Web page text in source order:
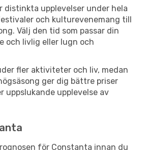
distinkta upplevelser under hela
och kulturevenemang till
Välj den tid som passar din
och livlig eller lugn och
fler aktiviteter och liv, medan
ger dig bättre priser
uppslukande upplevelse av
för Constanta innan du